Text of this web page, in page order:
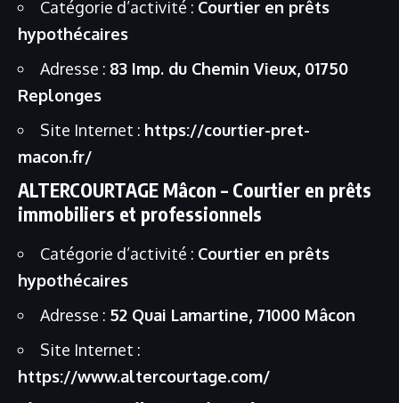
Catégorie d’activité : Courtier en prêts
hypothécaires
Adresse : 83 Imp. du Chemin Vieux, 01750
Replonges
Site Internet : https://courtier-pret-
macon.fr/
ALTERCOURTAGE Mâcon – Courtier en prêts
immobiliers et professionnels
Catégorie d’activité : Courtier en prêts
hypothécaires
Adresse : 52 Quai Lamartine, 71000 Mâcon
Site Internet :
https://www.altercourtage.com/